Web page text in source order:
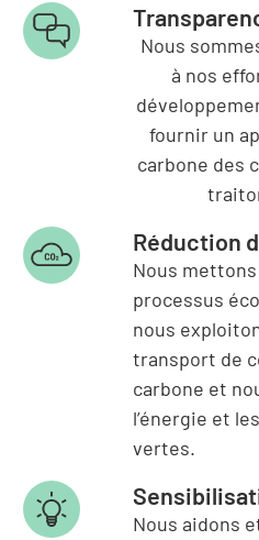
Nous
à nos
fournir un
carbone des
Réduction
Nous
processus
nous
transport de
carbone et
l’énergie et
vertes.
Nous aidons